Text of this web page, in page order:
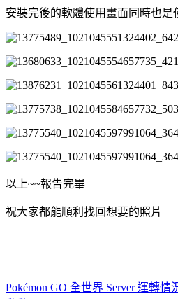
安裝完後的軟體使用畫面同時也是
以上~~報告完畢
祝大家都能順利找回想要的照片
Pokémon GO 全世界 Server 運轉